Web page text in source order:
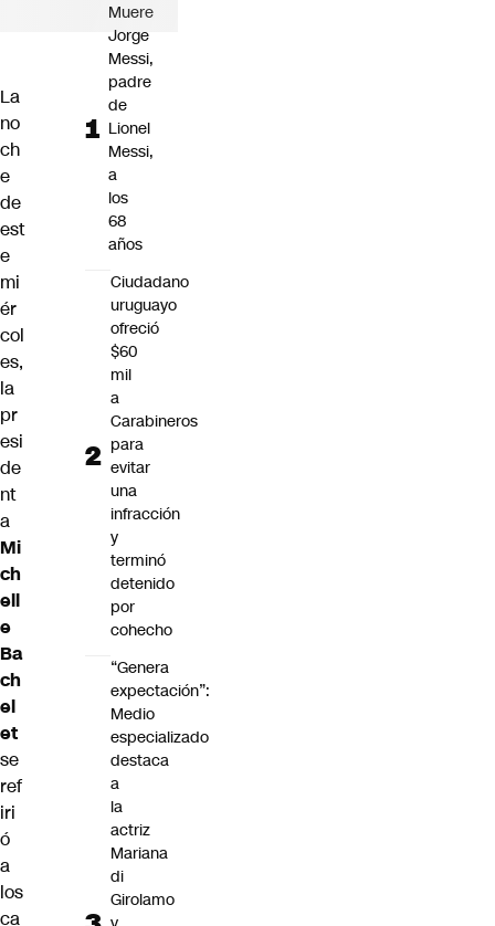
La
no
ch
e
de
est
e
mi
ér
col
es,
la
pr
esi
de
nt
a
Mi
ch
ell
e
Ba
ch
el
et
se
ref
iri
ó
a
los
ca
Muere
Jorge
Messi,
padre
de
Lionel
Messi,
a
los
68
años
Ciudadano
uruguayo
ofreció
$60
mil
a
Carabineros
para
evitar
una
infracción
y
terminó
detenido
por
cohecho
“Genera
expectación”:
Medio
especializado
destaca
a
la
actriz
Mariana
di
Girolamo